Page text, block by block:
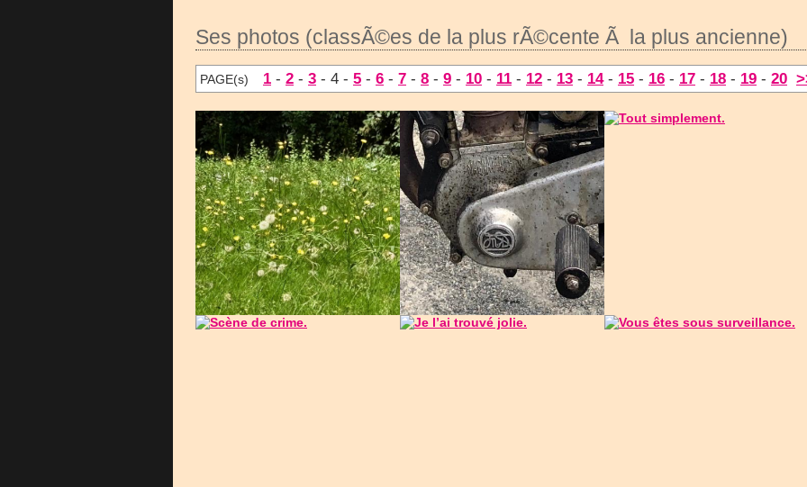
Ses photos (classÃ©es de la plus rÃ©cente Ã la plus ancienne)
PAGE(s) 1 - 2 - 3 - 4 - 5 - 6 - 7 - 8 - 9 - 10 - 11 - 12 - 13 - 14- 15 - 16 - 17 - 18 - 19 - 20